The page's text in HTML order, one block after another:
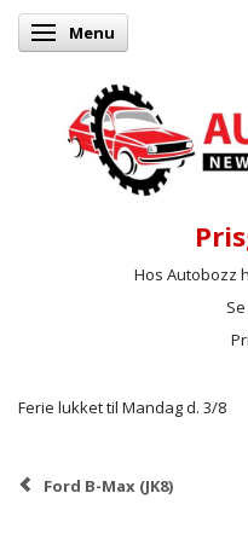
Skifte navigation
Menu
Hos Autobozz
Ferie lukket til Mandag d. 3/8
Ford B-Max (JK8)